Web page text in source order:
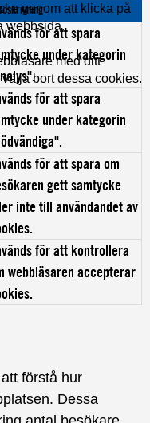
genom att klicka på
webbsida.
med ditt
bort dessa cookies.
för att spara
under kategorin
för att spara
under kategorin
för att spara om
gett samtycke
inte till användandet av
för att kontrollera
webbläsaren accepterar
förstå hur
Dessa